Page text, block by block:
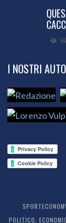
I NOSTRI
POLITICO,